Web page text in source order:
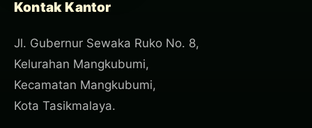
Kontak Kantor
Jl. Gubernur Sewaka Ruko No. 8,
Kelurahan Mangkubumi,
Kecamatan Mangkubumi,
Kota Tasikmalaya.